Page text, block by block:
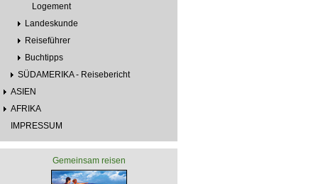
Logement
Landeskunde
Reiseführer
Buchtipps
SÜDAMERIKA - Reisebericht
ASIEN
AFRIKA
IMPRESSUM
Gemeinsam reisen